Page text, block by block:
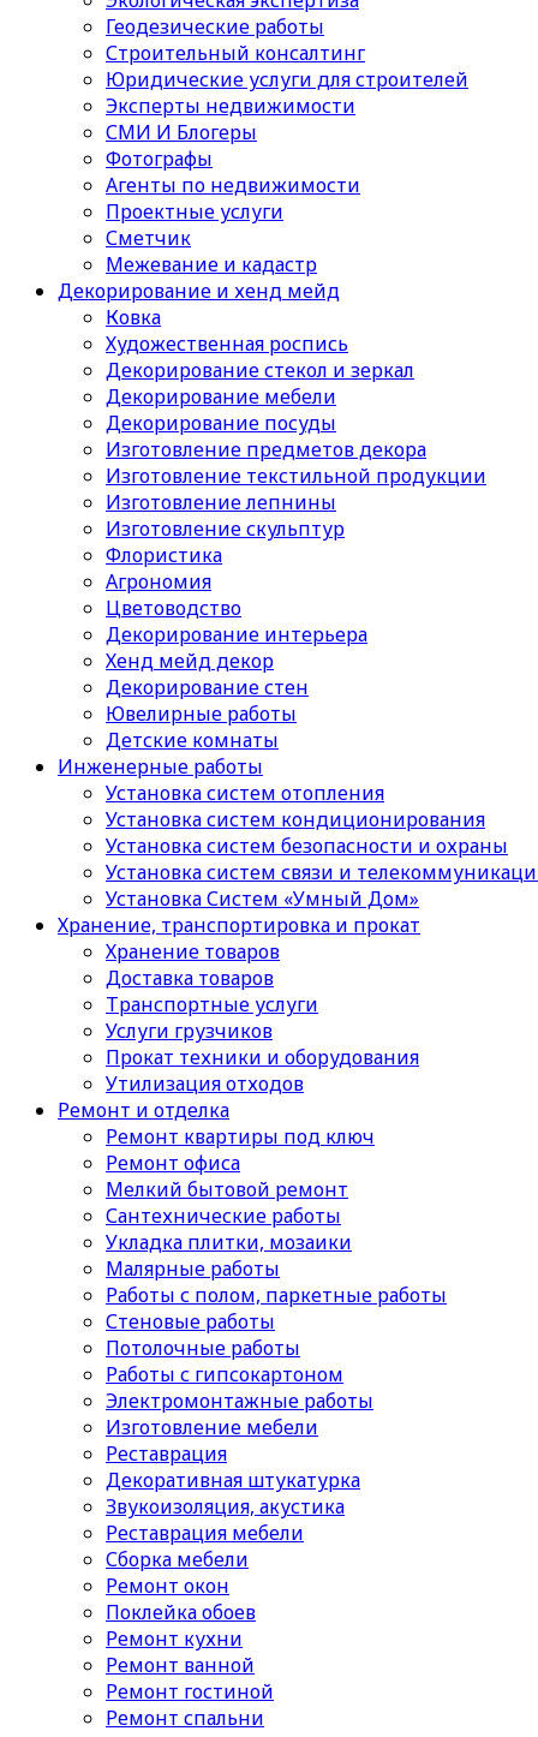
Геодезические работы
Строительный консалтинг
Юридические услуги для строителей
Эксперты недвижимости
СМИ И Блогеры
Фотографы
Агенты по недвижимости
Проектные услуги
Сметчик
Межевание и кадастр
Декорирование и хенд мейд
Ковка
Художественная роспись
Декорирование стекол и зеркал
Декорирование мебели
Декорирование посуды
Изготовление предметов декора
Изготовление текстильной продукции
Изготовление лепнины
Изготовление скульптур
Флористика
Агрономия
Цветоводство
Декорирование интерьера
Хенд мейд декор
Декорирование стен
Ювелирные работы
Детские комнаты
Инженерные работы
Установка систем отопления
Установка систем кондиционирования
Установка систем безопасности и охраны
Установка систем связи и
Установка Систем «Умный Дом»
Хранение, транспортировка и прокат
Хранение товаров
Доставка товаров
Транспортные услуги
Услуги грузчиков
Прокат техники и оборудования
Утилизация отходов
Ремонт и отделка
Ремонт квартиры под ключ
Ремонт офиса
Мелкий бытовой ремонт
Сантехнические работы
Укладка плитки, мозаики
Малярные работы
Работы с полом, паркетные работы
Стеновые работы
Потолочные работы
Работы с гипсокартоном
Электромонтажные работы
Изготовление мебели
Реставрация
Декоративная штукатурка
Звукоизоляция, акустика
Реставрация мебели
Сборка мебели
Ремонт окон
Поклейка обоев
Ремонт кухни
Ремонт ванной
Ремонт гостиной
Ремонт спальни